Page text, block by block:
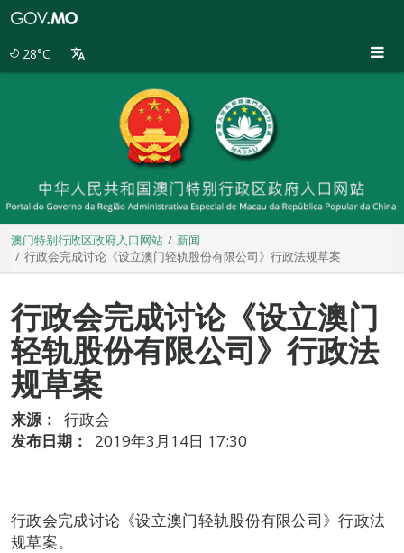
28°C
澳门特别行政区政府入口网站
新闻
行政会完成讨论《设立澳门轻轨股份有限公司》行政法规草案
行政会完成讨论《设立澳门
轻轨股份有限公司》行政法
规草案
来源：
行政会
发布日期：
2019年3月14日 17:30
行政会完成讨论《设立澳门轻轨股份有限公司》行政法
规草案。